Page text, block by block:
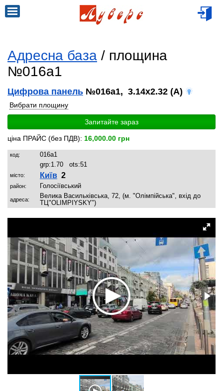
Адресна база / площина
№016a1
Цифрова панель №016a1, 3.14x2.32 (A)
Вибрати площину
Запитайте зараз
ціна ПРАЙС (без ПДВ): 16,000.00 грн
код:
016a1
grp:1.70 ots:51
місто: Київ 2
район: Голосіївський
адреса:
Велика Васильківська, 72, (м. "Олімпійська", вхід до
ТЦ"OLIMPIYSKY")